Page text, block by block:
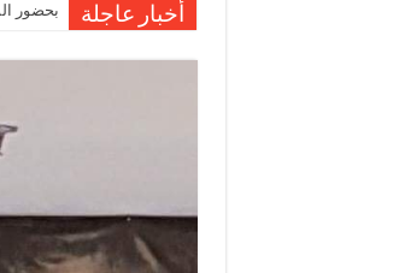
أخبار عاجلة بحضور